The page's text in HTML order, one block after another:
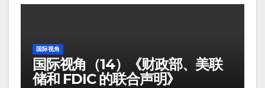
国际视角
国际视角（14）《财政部、美联
储和 FDIC 的联合声明》